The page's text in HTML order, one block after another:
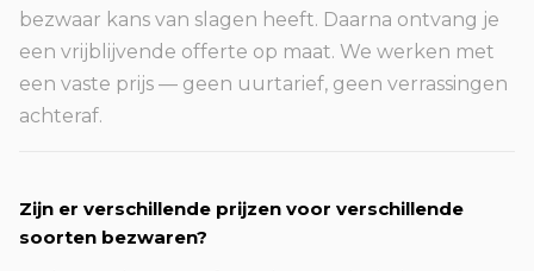
bezwaar kans van slagen heeft. Daarna ontvang je
een vrijblijvende offerte op maat. We werken met
een vaste prijs — geen uurtarief, geen verrassingen
achteraf.
Zijn er verschillende prijzen voor verschillende
soorten bezwaren?